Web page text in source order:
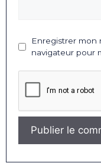
Enregistrer mon
navigateur pour